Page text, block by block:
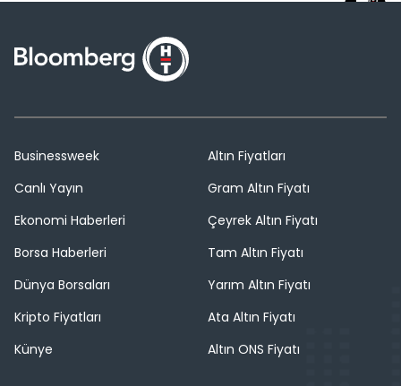
Businessweek
Canlı Yayın
Ekonomi Haberleri
Borsa Haberleri
Dünya Borsaları
Kripto Fiyatları
Künye
Altın Fiyatları
Gram Altın Fiyatı
Çeyrek Altın Fiyatı
Tam Altın Fiyatı
Yarım Altın Fiyatı
Ata Altın Fiyatı
Altın ONS Fiyatı